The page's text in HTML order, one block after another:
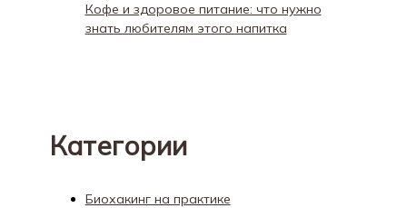
Кофе и здоровое питание: что нужно
знать любителям этого напитка
Категории
Биохакинг на практике